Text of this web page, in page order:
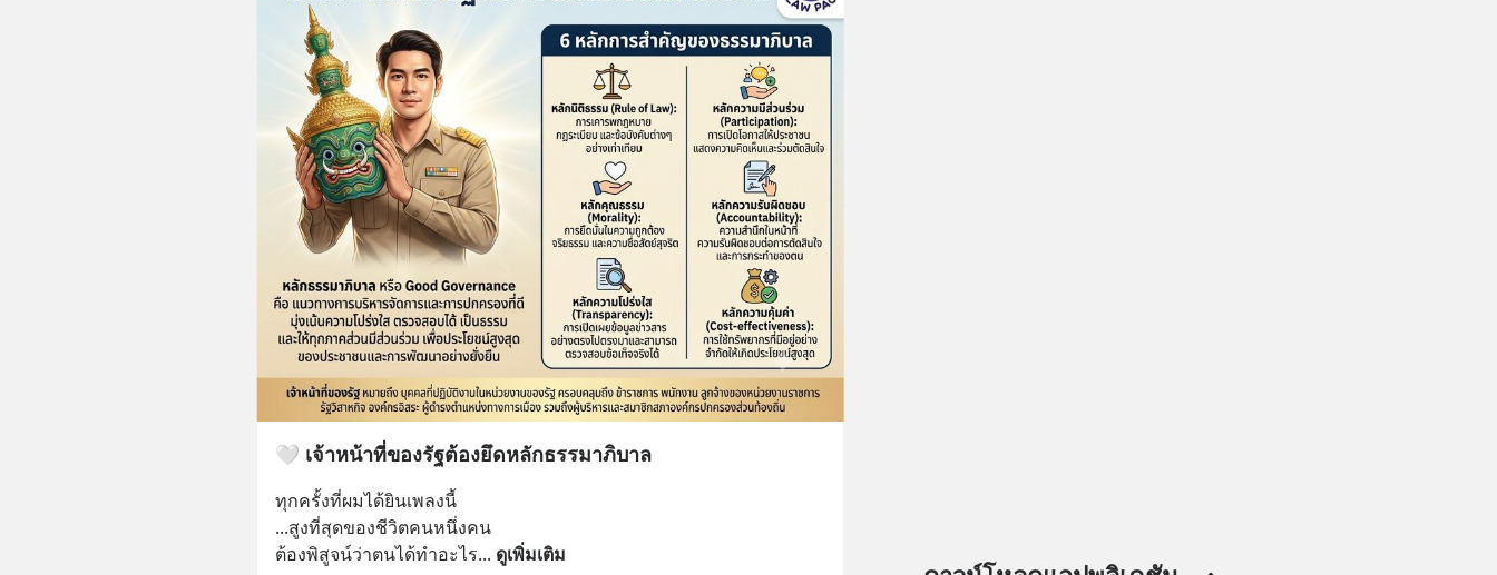
🤍 เจ้าหน้าที่ของรัฐต้องยึดหลักธรรมาภิบาล
ทุกครั้งที่ผมได้ยินเพลงนี้
...สูงที่สุดของชีวิตคนหนึ่งคน
ต้องพิสูจน์ว่าตนได้ทำอะไร... ดูเพิ่มเติม